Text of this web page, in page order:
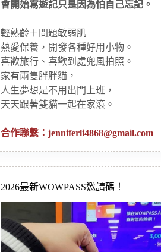
會開始寫遊記只是因為怕自己忘記。
輕熟齡＋問題敏弱肌
熱愛保養，開發各種好用小物。
喜歡旅行、喜歡到處兜風拍照。
家有兩隻胖胖貓，
人生夢想是不用出門上班，
天天跟著雙貓一起在家滾。
合作聯繫：jenniferli4868@gmail.com
2026最新WOWPASS邀請碼！